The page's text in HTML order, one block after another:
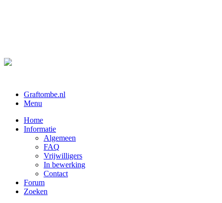
Graftombe.nl
Menu
Home
Informatie
Algemeen
FAQ
Vrijwilligers
In bewerking
Contact
Forum
Zoeken